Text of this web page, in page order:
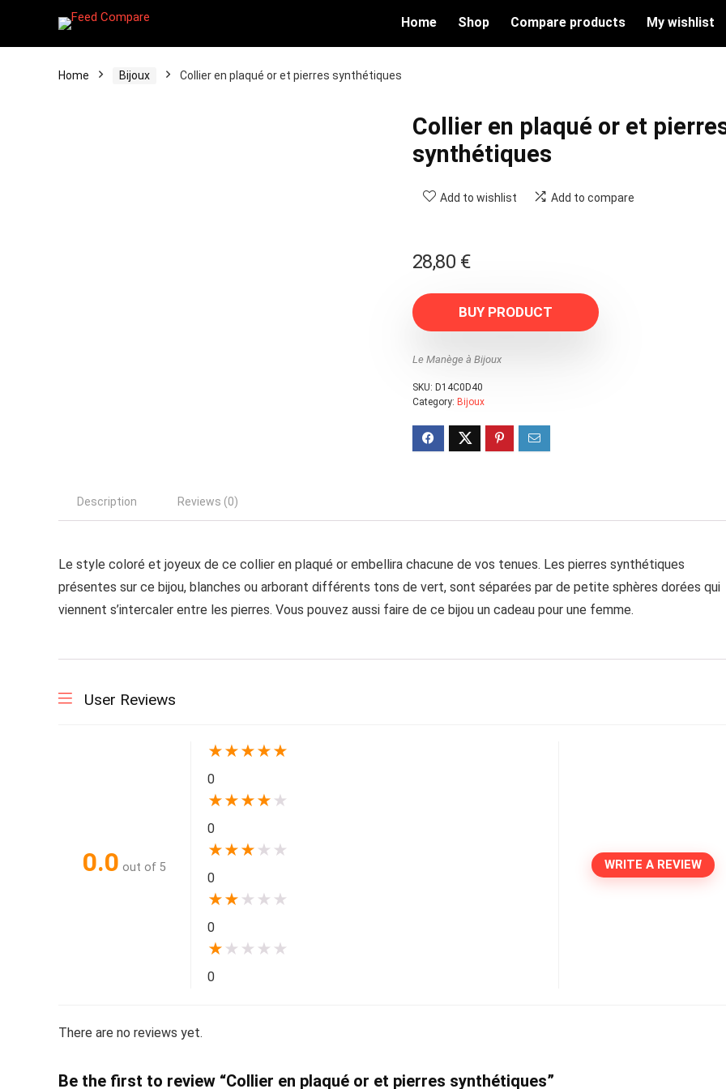
Home Shop Compare products My wishlist
Home Bijoux Collier en plaqué or et pierres synthétiques
Collier en plaqué or et
synthétiques
Add to wishlist Add to compare
28,80 €
BUY PRODUCT
Le Manège à Bijoux
SKU: D14C0D40
Category: Bijoux
Description Reviews (0)
Le style coloré et joyeux de ce collier en plaqué or embellira chacune de vos tenues. Les pierres synthétiques
présentes sur ce bijou, blanches ou arborant différents tons de vert, sont séparées par de petite sphères dorées qui
viennent s’intercaler entre les pierres. Vous pouvez aussi faire de ce bijou un cadeau pour une femme.
User Reviews
0.0 out of 5
★★★★★
0
★★★★ ★
0
★★★ ★ ★
0
★★ ★ ★ ★
0
★ ★ ★ ★ ★
0
WRITE A REVIEW
There are no reviews yet.
Be the first to review “Collier en plaqué or et pierres synthétiques”